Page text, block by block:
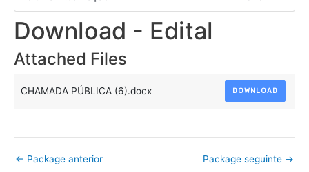
Download - Edital
Attached Files
CHAMADA PÚBLICA (6).docx DOWNLOAD
← Package anterior Package seguinte →